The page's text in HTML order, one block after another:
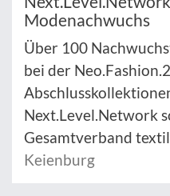
Modenachwuchs
Über 100
bei der
Next.Level.Network
Gesamtverband
Keienburg